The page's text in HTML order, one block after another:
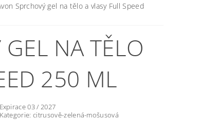
Sprchový gel na tělo a vlasy Full Speed
NA TĚLO
250 ML
Expirace 03 / 2027
Kategorie: citrusově-zelená-mošusová